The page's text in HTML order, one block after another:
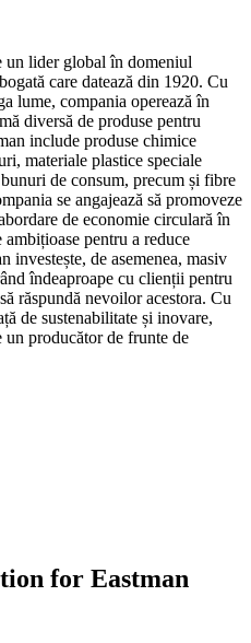
un lider global în domeniul
care datează din 1920. Cu
lume, compania operează în
diversă de produse pentru
include produse chimice
materiale plastice speciale
de consum, precum și fibre
se angajează să promoveze
de economie circulară în
pentru a reduce
investește, de asemenea, masiv
îndeaproape cu clienții pentru
răspundă nevoilor acestora. Cu
de sustenabilitate și inovare,
un producător de frunte de
for Eastman